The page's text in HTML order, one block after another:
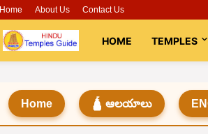
Home About Us Contact Us
HOME TEMPLES
Home 🛕 ఆలయాలు